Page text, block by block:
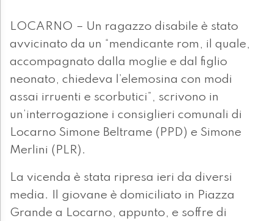
LOCARNO – Un ragazzo disabile è stato
avvicinato da un “mendicante rom, il quale,
accompagnato dalla moglie e dal figlio
neonato, chiedeva l’elemosina con modi
assai irruenti e scorbutici”, scrivono in
un’interrogazione i consiglieri comunali di
Locarno Simone Beltrame (PPD) e Simone
Merlini (PLR).
La vicenda è stata ripresa ieri da diversi
media. Il giovane è domiciliato in Piazza
Grande a Locarno, appunto, e soffre di